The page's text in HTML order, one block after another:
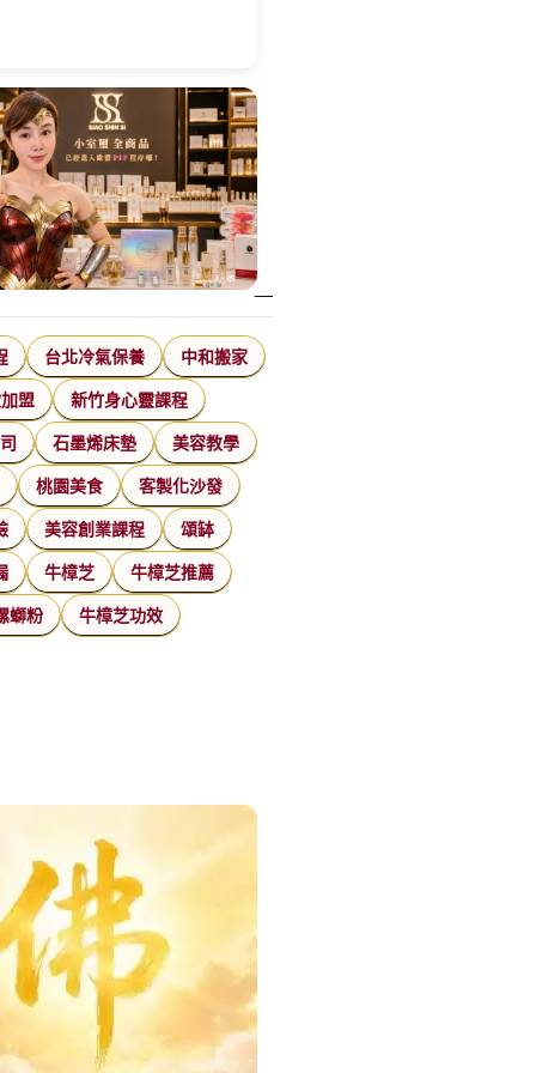
台北冷氣保養 中和搬家
盟 新竹身心靈課程
石墨烯床墊 美容教學
桃園美食 客製化沙發
美容創業課程 頌缽
牛樟芝 牛樟芝推薦
螄粉 牛樟芝功效